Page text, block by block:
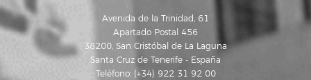
Avenida de la Trinidad, 61
Apartado Postal 456
38200, San Cristóbal de La Laguna
Santa Cruz de Tenerife - España
Teléfono: (+34) 922 31 92 00